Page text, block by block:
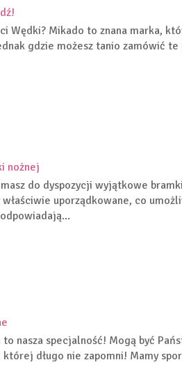
Wędki? Mikado to znana marka,
gdzie możesz tanio zamówić
nożnej
do dyspozycji wyjątkowe
uporządkowane, co
nasza specjalność! Mogą być
której długo nie zapomni! Mamy